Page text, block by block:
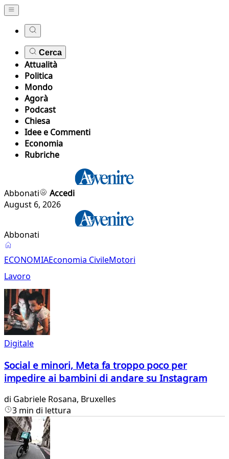
Cerca
Attualità
Politica
Mondo
Agorà
Podcast
Chiesa
Idee e Commenti
Economia
Rubriche
Abbonati
Accedi
August 6, 2026
Abbonati
Economia
ECONOMIAEconomia CivileMotori
Lavoro
Digitale
Social e minori, Meta fa troppo poco per
impedire ai bambini di andare su Instagram
di Gabriele Rosana, Bruxelles
3 min di lettura